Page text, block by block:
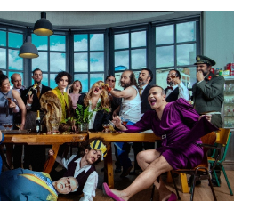
Είσοδος διαχειριστή